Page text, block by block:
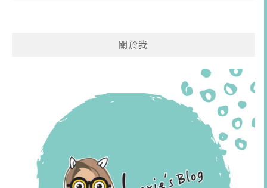
關於我